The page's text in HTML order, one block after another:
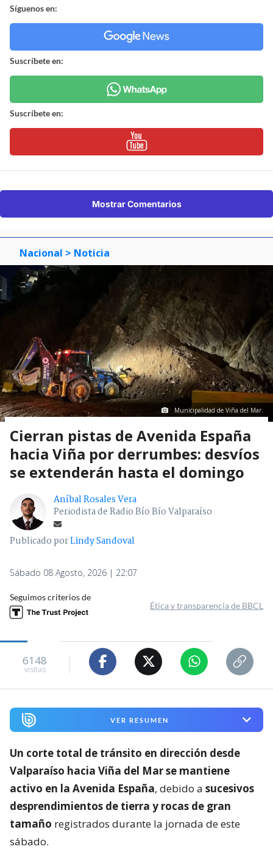
Síguenos en:
Suscríbete en:
Suscríbete en:
Mostrar Comentarios
Nacional > Noticia
Municipalidad de Viña del Mar.
Cierran pistas de Avenida España
hacia Viña por derrumbes: desvíos
se extenderán hasta el domingo
Aníbal Rosales Vera
Periodista de Radio Bío Bío Valparaíso
Publicado porLindy Sandoval
Sábado 08 Agosto, 2026 | 22:07
Seguimos criterios de
Ética y transparencia de BBCL
6148
visitas
VER RESUMEN
Un corte total de tránsito en dirección desde
Valparaíso hacia Viña del Mar se mantiene
activo en la Avenida España, debido a sucesivos
desprendimientos de tierra y rocas de gran
tamaño registrados durante la jornada de este
sábado.